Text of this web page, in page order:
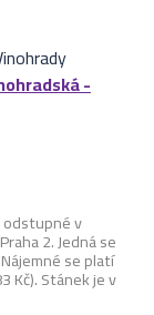
-
v
2. Jedná se
se platí
Kč). Stánek je v